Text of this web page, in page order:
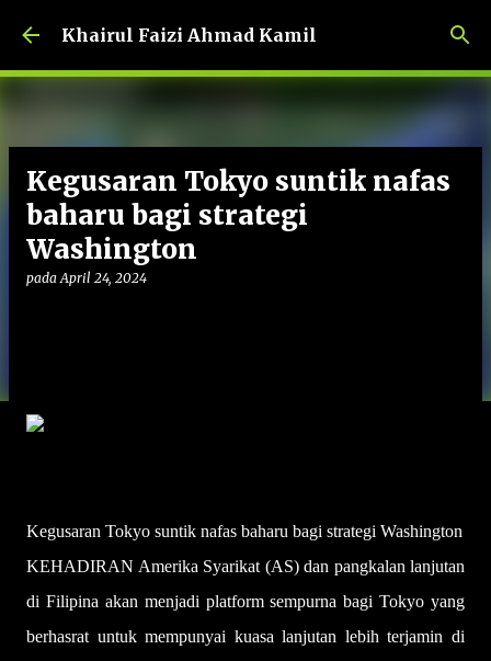
Langkau ke kandungan utama
Khairul Faizi Ahmad Kamil
Kegusaran Tokyo suntik nafas
baharu bagi strategi
Washington
padaApril 24, 2024
Kegusaran Tokyo suntik nafas baharu bagi strategi Washington
KEHADIRAN Amerika Syarikat (AS) dan pangkalan lanjutan
di Filipina akan menjadi platform sempurna bagi Tokyo yang
berhasrat untuk mempunyai kuasa lanjutan lebih terjamin di